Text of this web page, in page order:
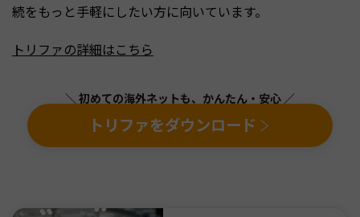
続をもっと手軽にしたい方に向いています。
トリファの詳細はこちら
＼ 初めての海外ネットも、かんたん・安心 ／
トリファをダウンロード